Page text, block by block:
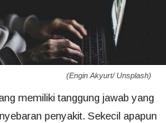
(Engin Akyurt/ Unsplash)
memiliki tanggung jawab yang
penyakit. Sekecil apapun